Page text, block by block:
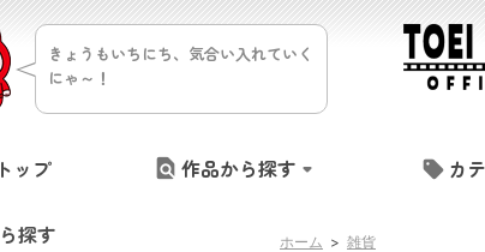
きょうもいちにち、気合い入れていく
にゃ～！
トップ 作品から探す カ
ホーム > 雑貨
探す